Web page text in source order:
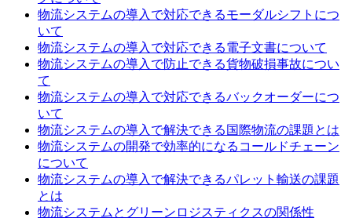
物流システムの導入で対応できるモーダルシフトにつ
いて
物流システムの導入で対応できる電子文書について
物流システムの導入で防止できる貨物破損事故につい
て
物流システムの導入で対応できるバックオーダーにつ
いて
物流システムの導入で解決できる国際物流の課題とは
物流システムの開発で効率的になるコールドチェーン
について
物流システムの導入で解決できるパレット輸送の課題
とは
物流システムとグリーンロジスティクスの関係性